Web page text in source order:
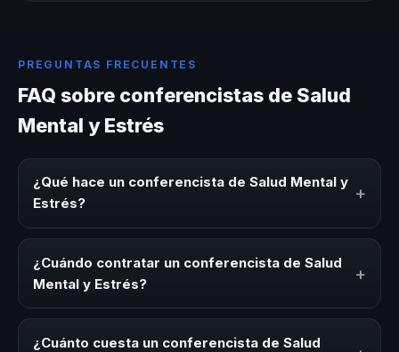
PREGUNTAS FRECUENTES
FAQ sobre conferencistas de Salud
Mental y Estrés
¿Qué hace un conferencista de Salud Mental y
Estrés?
+
que comparte conocimiento, estrategias y experiencias
sobre este tema en eventos corporativos, convenciones
y seminarios. Su objetivo es generar reflexión, inspiración
y herramientas aplicables para la audiencia.
¿Cuándo contratar un conferencista de Salud
Mental y Estrés?
+
Estrés para kick-offs, convenciones anuales, programas
¿Cuánto cuesta un conferencista de Salud